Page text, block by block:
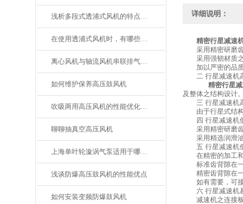
浅析多段式透浦式风机的特点及其日常维护
在使用透浦式风机时，有哪些注意事项
离心风机与轴流风机串联排气特性试验
如何维护保养高压鼓风机
吹吸两用高压风机的性能优化与维护技巧
聊聊抽真空高压风机
上海单叶轮漩涡气泵适用于哪些领域？
浅谈防爆高压鼓风机的性能优点
如何安装变频防爆鼓风机
详细说明：
精密行星减速
采用精密研磨齿
采用强韧材质之
加以严密的品质
二 行星减速机
精密行星
及整体之结构设计。
三 行星减速机
由于行星式结构
四 行星减速机
采用精密研磨齿
采用精选润滑油:
五 行星减速机
在精密的加工和
标准齿背隙在一
精密齿背隙在一
如有需要，可接
六 行星减速机
减速机之连接板